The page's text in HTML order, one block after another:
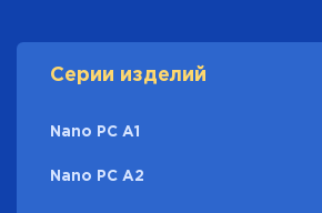
Серии изделий
Nano PC A1
Nano PC A2